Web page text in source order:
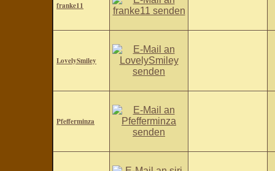
franke11
LovelySmiley
Pfefferminza